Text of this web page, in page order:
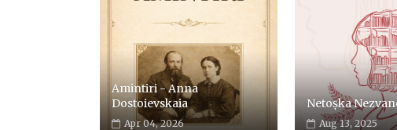
Amintiri - Anna
Dostoievskaia
Apr 04, 2026
Netoșka
Aug 13, 2025